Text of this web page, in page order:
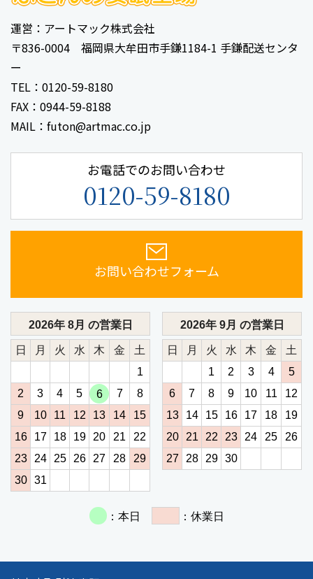
運営：アートマック株式会社
〒836-0004 福岡県大牟田市手鎌1184-1 手鎌配送センタ
ー
TEL：0120-59-8180
FAX：0944-59-8188
MAIL：futon@artmac.co.jp
お電話でのお問い合わせ
0120-59-8180
お問い合わせフォーム